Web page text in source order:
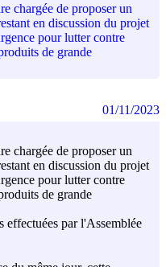
chargée de proposer un
en discussion du projet
pour lutter contre
de grande
chargée de proposer un
en discussion du projet
pour lutter contre
de grande
effectuées par l'Assemblée
01/11/2023